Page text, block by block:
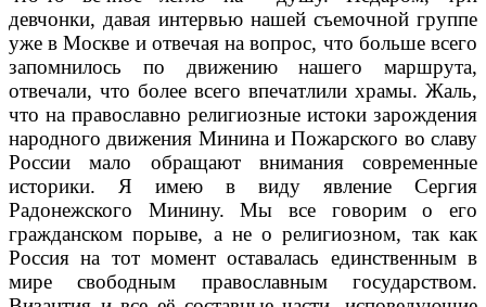
девчонки, давая интервью нашей съемочной группе
уже в Москве и отвечая на вопрос, что больше всего
запомнилось по движению нашего маршрута,
отвечали, что более всего впечатлили храмы. Жаль,
что на православно религиозные истоки зарождения
народного движения Минина и Пожарского во славу
России мало обращают внимания современные
историки. Я имею в виду явление Сергия
Радонежского Минину. Мы все говорим о его
гражданском порыве, а не о религиозном, так как
Россия на тот момент оставалась единственным в
мире свободным православным государством.